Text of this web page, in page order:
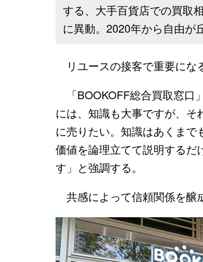
する、大手百貨店での買取
に異動。2020年から自由が
リユースの接客で重要にな
「BOOKOFF総合買取窓口
には、知識も大事ですが、そ
に売りたい。知識はあくまで
価値を論理立てて説明するだ
す」と強調する。
共感によって信頼関係を醸